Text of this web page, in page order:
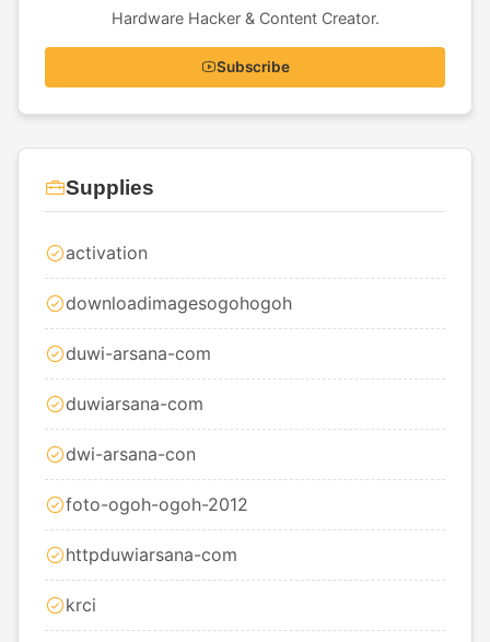
Hardware Hacker & Content Creator.
Subscribe
Supplies
activation
downloadimagesogohogoh
duwi-arsana-com
duwiarsana-com
dwi-arsana-con
foto-ogoh-ogoh-2012
httpduwiarsana-com
krci